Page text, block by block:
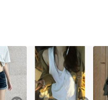
以下類別商品，將無法獲
館商品。 4. 如取消訂
後之最終發票金額計算，
單如有使用東森購物
森幣、樂透金、東森現金
森購物ETMall之結帳頁面
最高回饋點數」機制(特